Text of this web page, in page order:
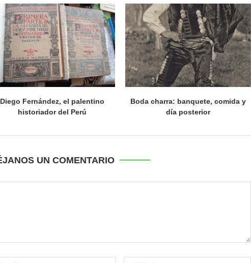
Diego Fernández, el palentino
historiador del Perú
Boda charra: banquete, comida y
día posterior
UN COMENTARIO